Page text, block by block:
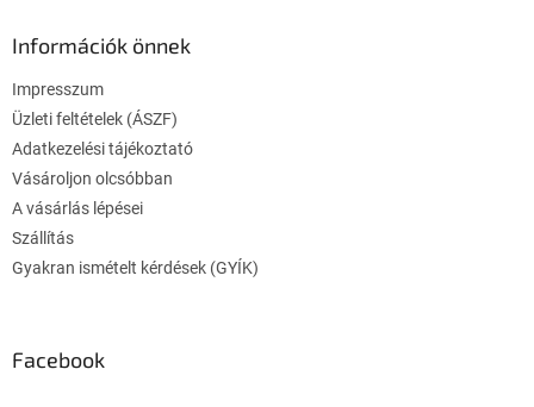
Információk önnek
Impresszum
Üzleti feltételek (ÁSZF)
Adatkezelési tájékoztató
Vásároljon olcsóbban
A vásárlás lépései
Szállítás
Gyakran ismételt kérdések (GYÍK)
Facebook